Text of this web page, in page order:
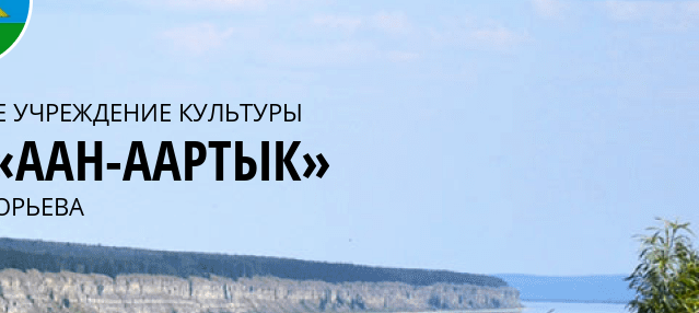
КУЛЬТУРЫ
ААРТЫК»